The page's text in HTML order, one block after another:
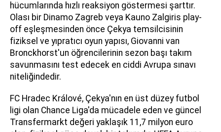
hücumlarında hızlı reaksiyon göstermesi şarttır.
Olası bir Dinamo Zagreb veya Kauno Zalgiris play-
off eşleşmesinden önce Çekya temsilcisinin
fiziksel ve yıpratıcı oyun yapısı, Giovanni van
Bronckhorst'un öğrencilerinin sezon başı takım
savunmasını test edecek en ciddi Avrupa sınavı
niteliğindedir.
FC Hradec Králové, Çekya'nın en üst düzey futbol
ligi olan Chance Liga'da mücadele eden ve güncel
Transfermarkt değeri yaklaşık 11,7 milyon euro